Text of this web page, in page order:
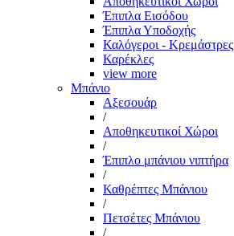
Έπιπλα Εισόδου
Έπιπλα Υποδοχής
Καλόγεροι - Κρεμάστρες
Καρέκλες
view more
Μπάνιο
Αξεσουάρ
/
Αποθηκευτικοί Χώροι
/
Έπιπλο μπάνιου νιπτήρα
/
Καθρέπτες Μπάνιου
/
Πετσέτες Μπάνιου
/